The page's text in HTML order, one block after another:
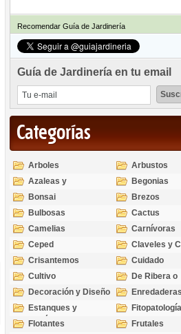
Recomendar Guía de Jardinería
Guía de Jardinería en tu email
Categorías
Arboles
Arbustos
Azaleas y
Rododendros
Begonias
Bonsai
Brezos
Bulbosas
Cactus
Camelias
Carnívoras
Ceped
Claveles y
Crisantemos
Cuidado
Cultivo
De Ribera o
Palustres
Decoración y Diseño
cubresuelos
Estanques y
Acuáticas
Fitopatología
Flotantes
Frutales